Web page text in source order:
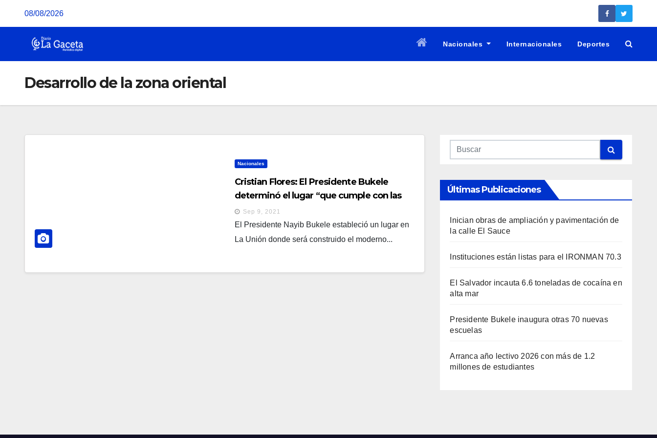
08/08/2026
Nacionales Internacionales Deportes
Desarrollo de la zona oriental
Nacionales
Cristian Flores: El Presidente Bukele
determinó el lugar “que cumple con las
condiciones” para construir el aeropuerto
del Pacífico
Sep 9, 2021
El Presidente Nayib Bukele estableció un lugar en
La Unión donde será construido el moderno...
Últimas Publicaciones
Inician obras de ampliación y pavimentación de
la calle El Sauce
Instituciones están listas para el IRONMAN 70.3
El Salvador incauta 6.6 toneladas de cocaína en
alta mar
Presidente Bukele inaugura otras 70 nuevas
escuelas
Arranca año lectivo 2026 con más de 1.2
millones de estudiantes